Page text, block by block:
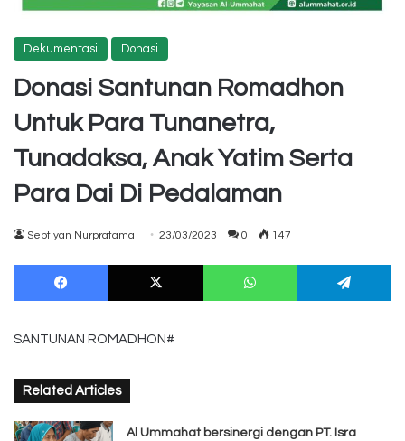
Dekumentasi Donasi
Donasi Santunan Romadhon
Untuk Para Tunanetra,
Tunadaksa, Anak Yatim Serta
Para Dai Di Pedalaman
Septiyan Nurpratama 23/03/2023 0 147
Facebook X WhatsApp
SANTUNAN ROMADHON#
Related Articles
Al Ummahat bersinergi dengan PT. Isra